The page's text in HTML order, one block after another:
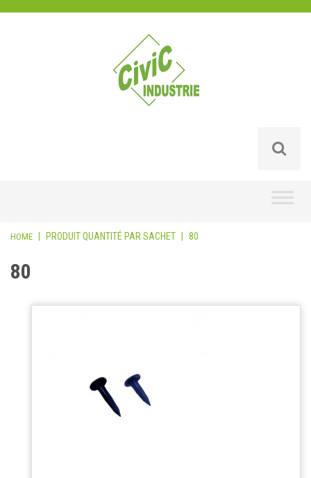
HOME PRODUIT QUANTITÉ PAR SACHET 80
80